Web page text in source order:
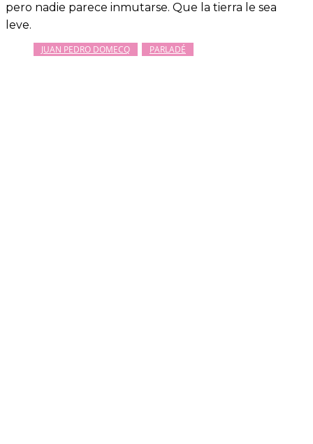
pero nadie parece inmutarse. Que la tierra le sea
leve.
JUAN PEDRO DOMECQ PARLADÉ